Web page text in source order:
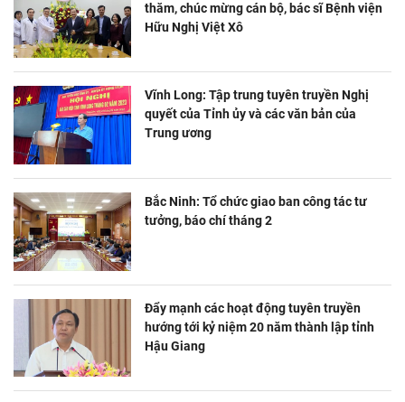
thăm, chúc mừng cán bộ, bác sĩ Bệnh viện
Hữu Nghị Việt Xô
Vĩnh Long: Tập trung tuyên truyền Nghị
quyết của Tỉnh ủy và các văn bản của
Trung ương
Bắc Ninh: Tổ chức giao ban công tác tư
tưởng, báo chí tháng 2
Đẩy mạnh các hoạt động tuyên truyền
hướng tới kỷ niệm 20 năm thành lập tỉnh
Hậu Giang